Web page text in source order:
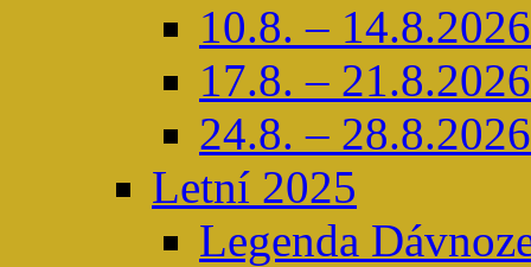
10.8. –
17.8. –
24.8. –
Letní 2025
Legenda